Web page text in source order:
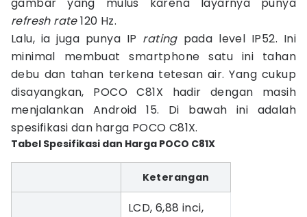
refresh rate120 Hz.
Lalu, ia juga punya IP ratingpada level IP52. Ini
minimal membuat smartphone satu ini tahan
debu dan tahan terkena tetesan air. Yang cukup
disayangkan, POCO C81X hadir dengan masih
menjalankan Android 15. Di bawah ini adalah
spesifikasi dan harga POCO C81X.
Tabel Spesifikasi dan Harga POCO C81X
Keterangan
LCD, 6,88 inci,